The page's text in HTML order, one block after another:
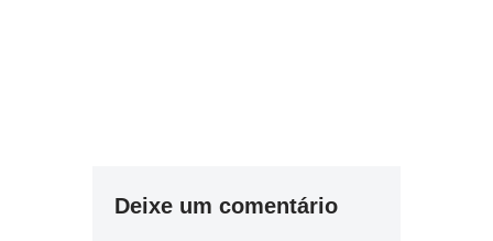
Deixe um comentário